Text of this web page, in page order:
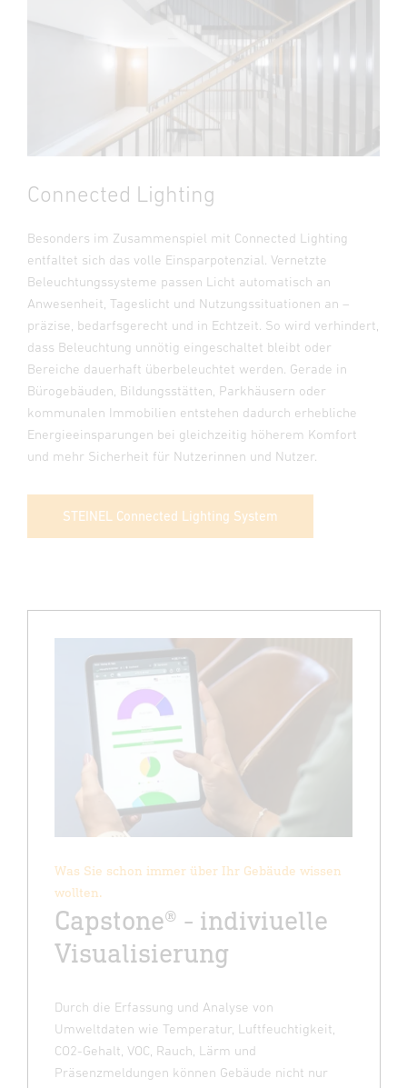
Connected Lighting
Besonders im Zusammenspiel mit Connected Lighting
entfaltet sich das volle Einsparpotenzial. Vernetzte
Beleuchtungssysteme passen Licht automatisch an
Anwesenheit, Tageslicht und Nutzungssituationen an –
präzise, bedarfsgerecht und in Echtzeit. So wird verhindert,
dass Beleuchtung unnötig eingeschaltet bleibt oder
Bereiche dauerhaft überbeleuchtet werden. Gerade in
Bürogebäuden, Bildungsstätten, Parkhäusern oder
kommunalen Immobilien entstehen dadurch erhebliche
Energieeinsparungen bei gleichzeitig höherem Komfort
und mehr Sicherheit für Nutzerinnen und Nutzer.
STEINEL Connected Lighting System
Was Sie schon immer über Ihr Gebäude wissen
wollten.
Capstone® - indiviuelle
Visualisierung
Durch die Erfassung und Analyse von
Umweltdaten wie Temperatur, Luftfeuchtigkeit,
CO2-Gehalt, VOC, Rauch, Lärm und
Präsenzmeldungen können Gebäude nicht nur